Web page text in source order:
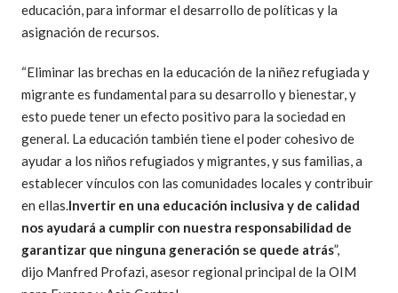
educación, para informar el desarrollo de políticas y la
asignación de recursos.
“Eliminar las brechas en la educación de la niñez refugiada y
migrante es fundamental para su desarrollo y bienestar, y
esto puede tener un efecto positivo para la sociedad en
general. La educación también tiene el poder cohesivo de
ayudar a los niños refugiados y migrantes, y sus familias, a
establecer vínculos con las comunidades locales y contribuir
en ellas.Invertir en una educación inclusiva y de calidad
nos ayudará a cumplir con nuestra responsabilidad de
garantizar que ninguna generación se quede atrás”,
dijo Manfred Profazi, asesor regional principal de la OIM